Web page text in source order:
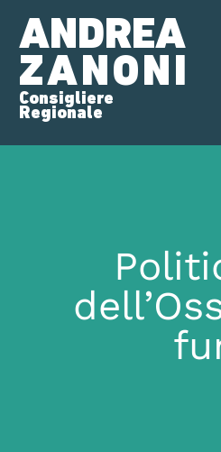
ANDREA
ZANONI
Consigliere
Regionale